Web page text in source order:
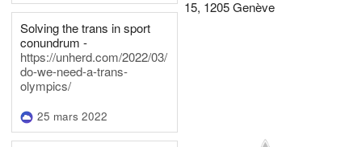
Solving the trans in sport
conundrum -
https://unherd.com/2022/03/
do-we-need-a-trans-
olympics/
25 mars 2022
15, 1205 Genève